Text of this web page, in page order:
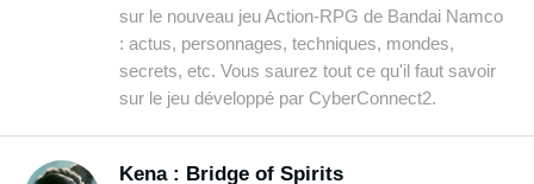
sur le nouveau jeu Action-RPG de Bandai Namco
: actus, personnages, techniques, mondes,
secrets, etc. Vous saurez tout ce qu'il faut savoir
sur le jeu développé par CyberConnect2.
Kena : Bridge of Spirits